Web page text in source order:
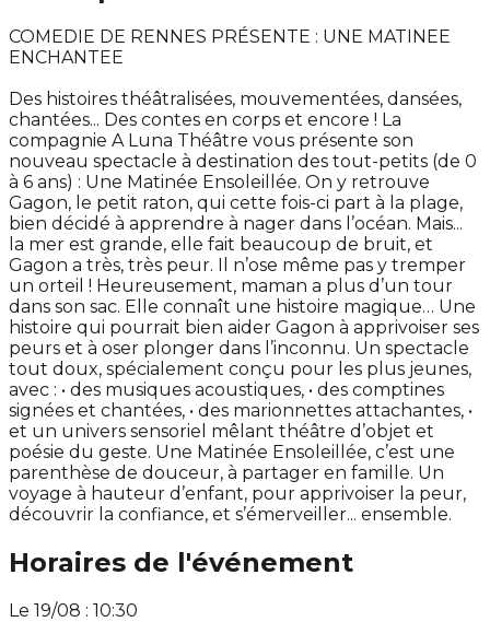
COMEDIE DE RENNES PRÉSENTE : UNE MATINEE
ENCHANTEE
Des histoires théâtralisées, mouvementées, dansées,
chantées... Des contes en corps et encore ! La
compagnie A Luna Théâtre vous présente son
nouveau spectacle à destination des tout-petits (de 0
à 6 ans) : Une Matinée Ensoleillée. On y retrouve
Gagon, le petit raton, qui cette fois-ci part à la plage,
bien décidé à apprendre à nager dans l’océan. Mais...
la mer est grande, elle fait beaucoup de bruit, et
Gagon a très, très peur. Il n’ose même pas y tremper
un orteil ! Heureusement, maman a plus d’un tour
dans son sac. Elle connaît une histoire magique… Une
histoire qui pourrait bien aider Gagon à apprivoiser ses
peurs et à oser plonger dans l’inconnu. Un spectacle
tout doux, spécialement conçu pour les plus jeunes,
avec : • des musiques acoustiques, • des comptines
signées et chantées, • des marionnettes attachantes, •
et un univers sensoriel mêlant théâtre d’objet et
poésie du geste. Une Matinée Ensoleillée, c’est une
parenthèse de douceur, à partager en famille. Un
voyage à hauteur d’enfant, pour apprivoiser la peur,
découvrir la confiance, et s’émerveiller... ensemble.
Horaires de l'événement
Le 19/08 : 10:30